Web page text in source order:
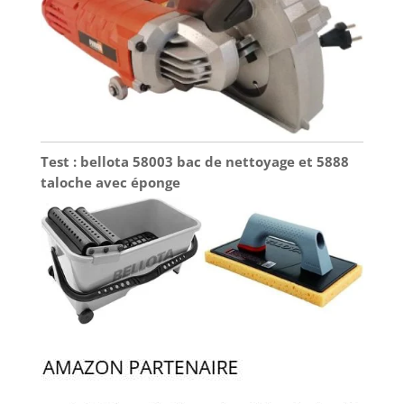
Test : bellota 58003 bac de nettoyage et 5888
taloche avec éponge